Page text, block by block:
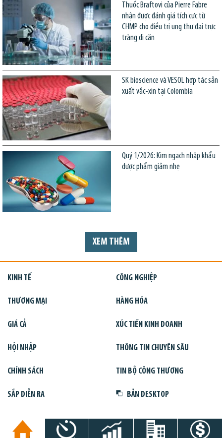
Thuốc Braftovi của Pierre Fabre
nhận được đánh giá tích cực từ
CHMP cho điều trị ung thư đại trực
tràng di căn
SK bioscience và VESOL hợp tác sản
xuất vắc-xin tại Colombia
Quý 1/2026: Kim ngạch nhập khẩu
dược phẩm giảm nhẹ
XEM THÊM
KINH TẾ CÔNG NGHIỆP
THƯƠNG MẠI HÀNG HÓA
GIÁ CẢ XÚC TIẾN KINH DOANH
HỘI NHẬP THÔNG TIN CHUYÊN SÂU
CHÍNH SÁCH TIN BỘ CÔNG THƯƠNG
SẮP DIỄN RA BẢN DESKTOP